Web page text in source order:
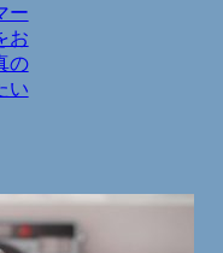
ー
お
の
い